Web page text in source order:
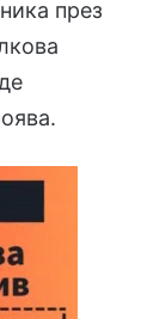
през